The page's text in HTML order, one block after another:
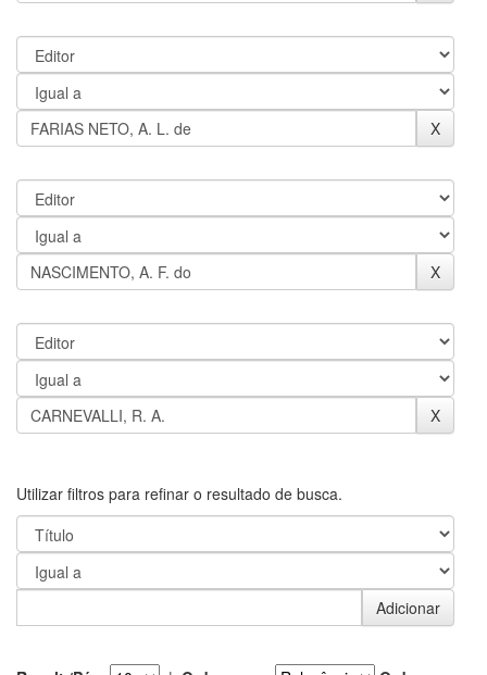
Utilizar filtros para refinar o resultado de busca.